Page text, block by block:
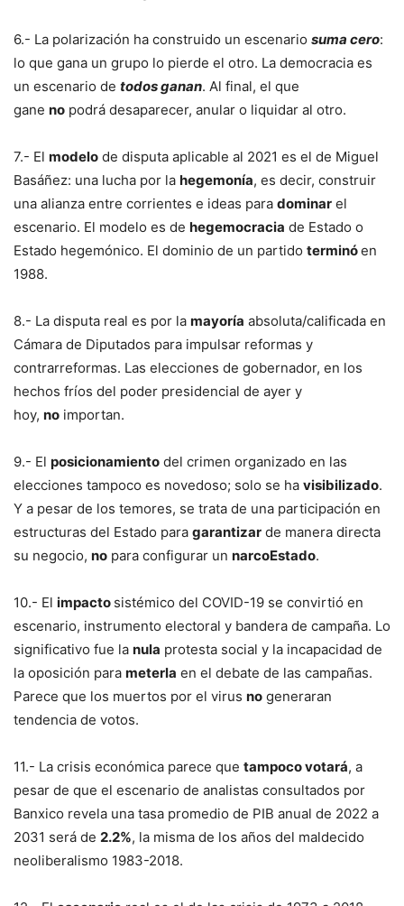
6.- La polarización ha construido un escenario suma cero:
lo que gana un grupo lo pierde el otro. La democracia es
un escenario de todos ganan. Al final, el que
gane no podrá desaparecer, anular o liquidar al otro.
7.- El modelo de disputa aplicable al 2021 es el de Miguel
Basáñez: una lucha por la hegemonía, es decir, construir
una alianza entre corrientes e ideas para dominar el
escenario. El modelo es de hegemocracia de Estado o
Estado hegemónico. El dominio de un partido terminóen
1988.
8.- La disputa real es por la mayoría absoluta/calificada en
Cámara de Diputados para impulsar reformas y
contrarreformas. Las elecciones de gobernador, en los
hechos fríos del poder presidencial de ayer y
hoy, no importan.
9.- El posicionamiento del crimen organizado en las
elecciones tampoco es novedoso; solo se ha visibilizado.
Y a pesar de los temores, se trata de una participación en
estructuras del Estado para garantizar de manera directa
su negocio, no para configurar un narcoEstado.
10.- El impacto sistémico del COVID-19 se convirtió en
escenario, instrumento electoral y bandera de campaña. Lo
significativo fue la nula protesta social y la incapacidad de
la oposición para meterla en el debate de las campañas.
Parece que los muertos por el virus no generaran
tendencia de votos.
11.- La crisis económica parece que tampoco votará, a
pesar de que el escenario de analistas consultados por
Banxico revela una tasa promedio de PIB anual de 2022 a
2031 será de 2.2%, la misma de los años del maldecido
neoliberalismo 1983-2018.